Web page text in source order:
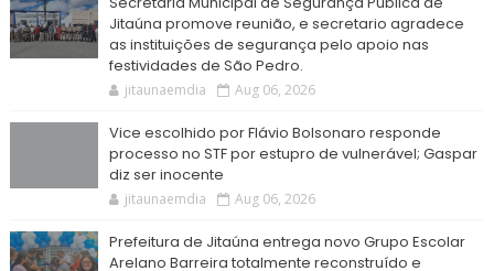
Jitaúna promove reunião, e secretario agradece
as instituições de segurança pelo apoio nas
festividades de São Pedro.
jitaunaemdia Aug 06, 2026
Vice escolhido por Flávio Bolsonaro responde
processo no STF por estupro de vulnerável; Gaspar
diz ser inocente
jitaunaemdia Aug 06, 2026
Prefeitura de Jitaúna entrega novo Grupo Escolar
Arelano Barreira totalmente reconstruído e